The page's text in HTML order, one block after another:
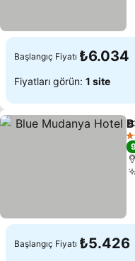
Başlangıç Fiyatı ₺6.034
Fiyatları görün: 1 site
4
Başlangıç Fiyatı ₺5.426